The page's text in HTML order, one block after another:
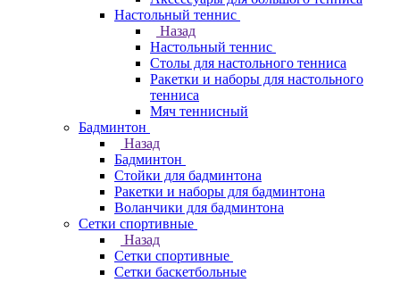
Настольный теннис
Назад
Настольный теннис
Столы для настольного тенниса
Ракетки и наборы для настольного
тенниса
Мяч теннисный
Бадминтон
Назад
Бадминтон
Стойки для бадминтона
Ракетки и наборы для бадминтона
Воланчики для бадминтона
Сетки спортивные
Назад
Сетки спортивные
Сетки баскетбольные